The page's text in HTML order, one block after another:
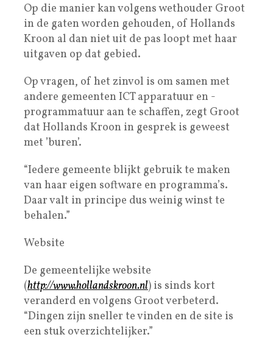
Op die manier kan volgens wethouder Groot
in de gaten worden gehouden, of Hollands
Kroon al dan niet uit de pas loopt met haar
uitgaven op dat gebied.
Op vragen, of het zinvol is om samen met
andere gemeenten ICT apparatuur en -
programmatuur aan te schaffen, zegt Groot
dat Hollands Kroon in gesprek is geweest
met ’buren’.
“Iedere gemeente blijkt gebruik te maken
van haar eigen software en programma’s.
Daar valt in principe dus weinig winst te
behalen.”
Website
De gemeentelijke website
(http://www.hollandskroon.nl) is sinds kort
veranderd en volgens Groot verbeterd.
“Dingen zijn sneller te vinden en de site is
een stuk overzichtelijker.”